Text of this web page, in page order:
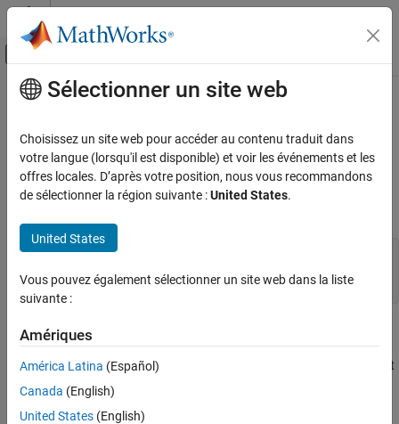
Passer au contenu
Activer/désactiver l'affichage du menu
Accueil de la documentation
External Language Interfaces
Fortran with MATLAB
Fortran Matrix API
mxIsSparse (Fortran)
ON THIS PAGE
Fortran Syntax
Input Arguments
Examples
Version History
Contenu principal
mxIsSparse (Fortran)
Determine whether input is sparse mxArray
expand all in page
#include "fintrf.h"
mwPointer pm
Description
mxIsSparsereturns1if
. Otherwise, it
returns0 . Many routines (for example,
require a sparse
Sélectionner un site web
Choisissez un site web pour accéder au contenu traduit dans
votre langue (lorsqu'il est disponible) et voir les événements et les
offres locales. D’après votre position, nous vous recommandons
de sélectionner la région suivante :United States.
United States
Vous pouvez également sélectionner un site web dans la liste
suivante :
Amériques
América Latina (Español)
Canada (English)
United States (English)